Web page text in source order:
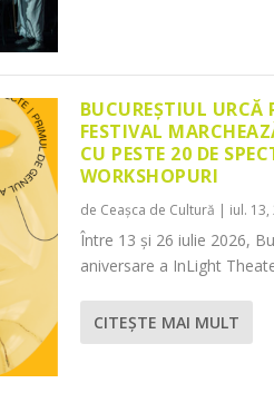
BUCUREȘTIUL URCĂ
FESTIVAL
CU PESTE 20 DE
WORKSHOPURI
de Ceașca de Cultură | iul. 13,
Între 13 și 26 iulie 2026,
aniversare a InLight
CITEŞTE MAI MULT